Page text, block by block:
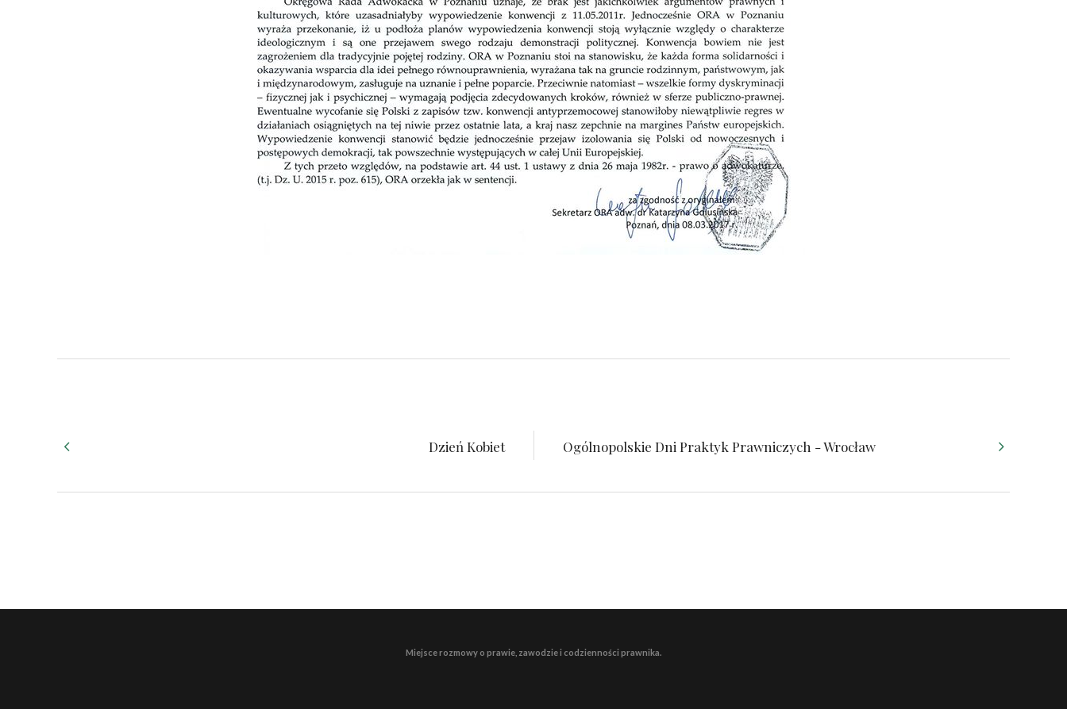
Dzień Kobiet Ogólnopolskie Dni Praktyk Prawniczych - Wrocław
Miejsce rozmowy o prawie, zawodzie i codzienności prawnika.